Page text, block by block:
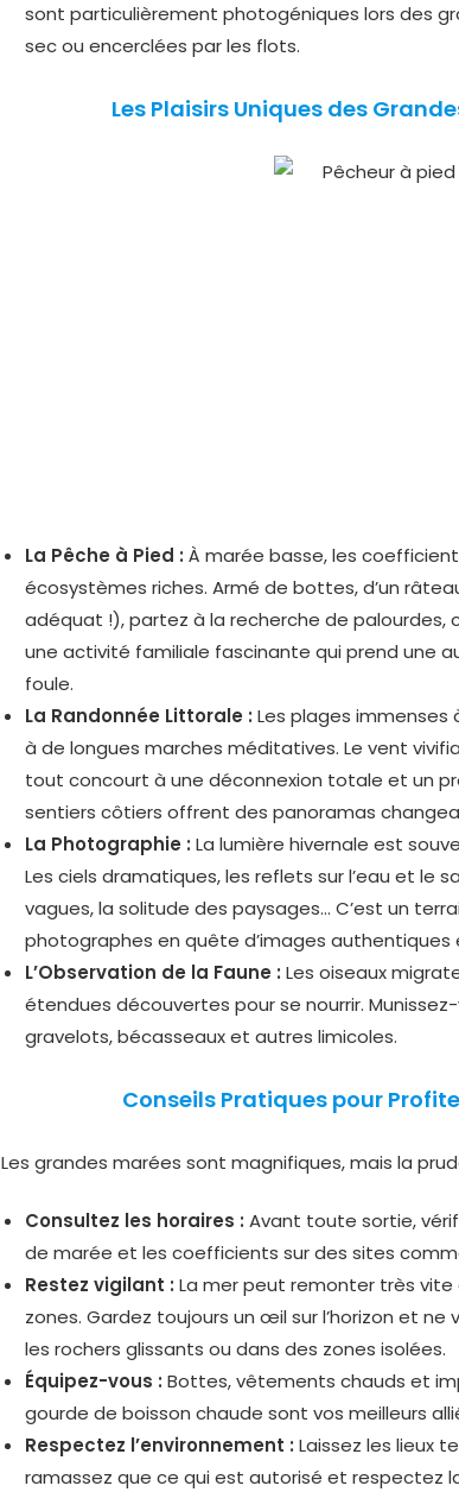
sont particulièrement photogéniques lors des
sec ou encerclées par les flots.
Les Plaisirs Uniques des
La Pêche à Pied : À marée basse, les
écosystèmes riches. Armé de bottes, d’un
adéquat !), partez à la recherche de palourdes,
une activité familiale fascinante qui prend une
foule.
La Randonnée Littorale : Les plages
à de longues marches méditatives. Le vent
tout concourt à une déconnexion totale et un
sentiers côtiers offrent des panoramas
La Photographie : La lumière hivernale est
Les ciels dramatiques, les reflets sur l’eau et le
vagues, la solitude des paysages… C’est un
photographes en quête d’images authentiques
L’Observation de la Faune : Les oiseaux
étendues découvertes pour se nourrir.
gravelots, bécasseaux et autres limicoles.
Conseils Pratiques pour
Les grandes marées sont magnifiques, mais la
Consultez les horaires : Avant toute sortie,
de marée et les coefficients sur des sites
Restez vigilant : La mer peut remonter très
zones. Gardez toujours un œil sur l’horizon et
les rochers glissants ou dans des zones isolées.
Équipez-vous : Bottes, vêtements chauds et
gourde de boisson chaude sont vos meilleurs
Respectez l’environnement : Laissez les lieux
ramassez que ce qui est autorisé et respectez